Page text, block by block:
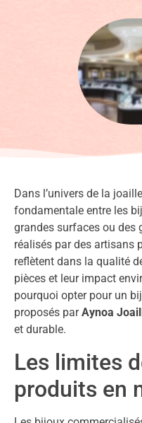
Dans l’univers de la
fondamentale entre les
grandes surfaces ou des
réalisés par des artisans
reflètent dans la qualité
pièces et leur impact
pourquoi opter pour un
proposés parAynoa
et durable.
Les limites
produits en